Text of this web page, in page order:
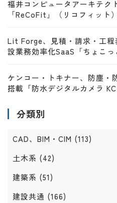
福井コンピュータアーキテク
「ReCoFit」（リコフィット
Lit Forge、見積・請求・工
設業務効率化SaaS「ちょこ
ケンコー・トキナー、防塵・
搭載「防水デジタルカメラ
分類別
CAD、BIM・CIM (113)
土木系 (42)
建築系 (51)
建設共通 (166)